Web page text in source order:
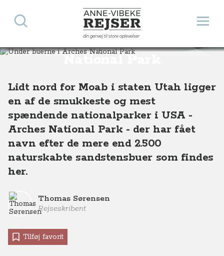
Anne-Vibeke Rejser
din genvej til store oplevelser
Åbn
Søg
Under buerne i Arches
National Park
Destinationer Nordamerika USA Under buerne i Arches National Park, Utah, USA
Lidt nord for Moab i staten Utah ligger
en af de smukkeste og mest
spændende nationalparker i USA -
Arches National Park - der har fået
navn efter de mere end 2.500
naturskabte sandstensbuer som findes
her.
Thomas Sørensen
Rejseskribent
Tilføj favorit